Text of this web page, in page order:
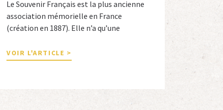
Le Souvenir Français est la plus ancienne
association mémorielle en France
(création en 1887). Elle n’a qu’une
en sauvegardant la mémoire nationale de
la France. Afin d’atteindre cet objectif, Le
amicaux avec de nombreuses associations
qui œuvrent en totalité ou partiellement
VOIR L'ARTICLE >